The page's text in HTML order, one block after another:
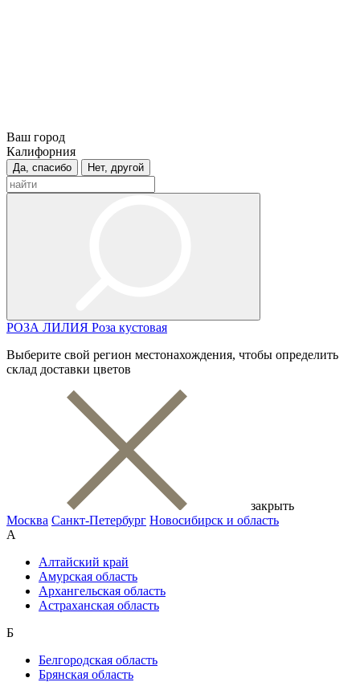
Ваш город
Калифорния
Да, спасибо Нет, другой
РОЗА ЛИЛИЯ Роза кустовая
Выберите свой регион местонахождения, чтобы определить
склад доставки цветов
закрыть
Москва Санкт-Петербург Новосибирск и область
А
Алтайский край
Амурская область
Архангельская область
Астраханская область
Б
Белгородская область
Брянская область